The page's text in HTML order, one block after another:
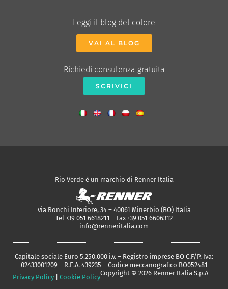
Leggi il blog del colore
VAI AL BLOG
Richiedi consulenza gratuita
SCRIVICI
Rio Verde è un marchio di Renner Italia
via Ronchi Inferiore, 34 – 40061 Minerbio (BO) Italia
Tel +39 051 6618211 – Fax +39 051 6606312
info@renneritalia.com
Capitale sociale Euro 5.250.000 i.v. – Registro imprese BO C.F/P. Iva:
02433001209 – R.E.A. 439235 – Codice meccanografico BO052481
Privacy Policy
Cookie Policy
Copyright © 2026 Renner Italia S.p.A